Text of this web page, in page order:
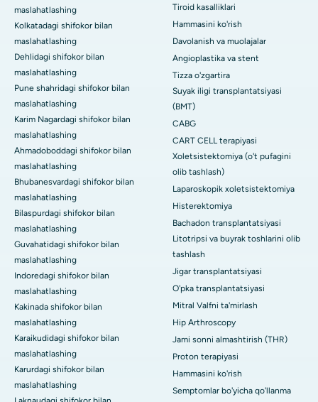
maslahatlashing
Kolkatadagi shifokor bilan
maslahatlashing
Dehlidagi shifokor bilan
maslahatlashing
Pune shahridagi shifokor bilan
maslahatlashing
Karim Nagardagi shifokor bilan
maslahatlashing
Ahmadoboddagi shifokor bilan
maslahatlashing
Bhubanesvardagi shifokor bilan
maslahatlashing
Bilaspurdagi shifokor bilan
maslahatlashing
Guvahatidagi shifokor bilan
maslahatlashing
Indoredagi shifokor bilan
maslahatlashing
Kakinada shifokor bilan
maslahatlashing
Karaikudidagi shifokor bilan
maslahatlashing
Karurdagi shifokor bilan
maslahatlashing
Tiroid kasalliklari
Hammasini ko'rish
Davolanish va muolajalar
Angioplastika va stent
Tizza o'zgartira
Suyak iligi transplantatsiyasi
(BMT)
CABG
CART CELL terapiyasi
Xoletsistektomiya (o't pufagini
olib tashlash)
Laparoskopik xoletsistektomiya
Histerektomiya
Bachadon transplantatsiyasi
Litotripsi va buyrak toshlarini olib
tashlash
Jigar transplantatsiyasi
O'pka transplantatsiyasi
Mitral Valfni ta'mirlash
Hip Arthroscopy
Jami sonni almashtirish (THR)
Proton terapiyasi
Hammasini ko'rish
Semptomlar bo'yicha qo'llanma